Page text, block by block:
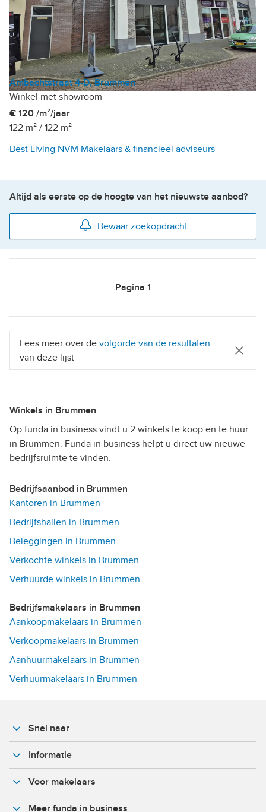
Ambachtstraat 4-D, Brummen
Winkel met showroom
€ 120 /m²/jaar
122 m² / 122 m²
Best Living NVM Makelaars & financieel adviseurs
Altijd als eerste op de hoogte van het nieuwste aanbod?
Bewaar zoekopdracht
Pagina 1
Lees meer over de volgorde van de resultaten
van deze lijst
Winkels in Brummen
Op funda in business vindt u 2 winkels te koop en te huur
in Brummen. Funda in business helpt u direct uw nieuwe
bedrijfsruimte te vinden.
Bedrijfsaanbod in Brummen
Kantoren in Brummen
Bedrijfshallen in Brummen
Beleggingen in Brummen
Verkochte winkels in Brummen
Verhuurde winkels in Brummen
Bedrijfsmakelaars in Brummen
Aankoopmakelaars in Brummen
Verkoopmakelaars in Brummen
Aanhuurmakelaars in Brummen
Verhuurmakelaars in Brummen
Snel naar
Informatie
Voor makelaars
Meer funda in business